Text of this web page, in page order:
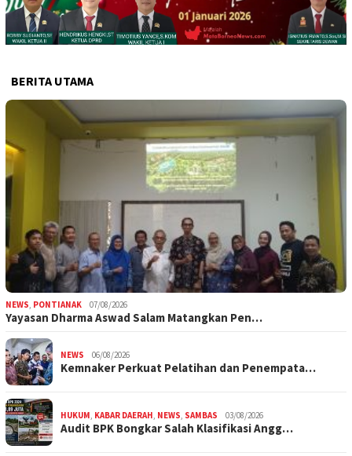
BERITA UTAMA
NEWS PONTIANAK 07/08/2026
Yayasan Dharma Aswad Salam Matangkan Pen…
NEWS 06/08/2026
Kemnaker Perkuat Pelatihan dan Penempata…
HUKUM KABAR DAERAH NEWS SAMBAS 03/08/2026
Audit BPK Bongkar Salah Klasifikasi Angg…